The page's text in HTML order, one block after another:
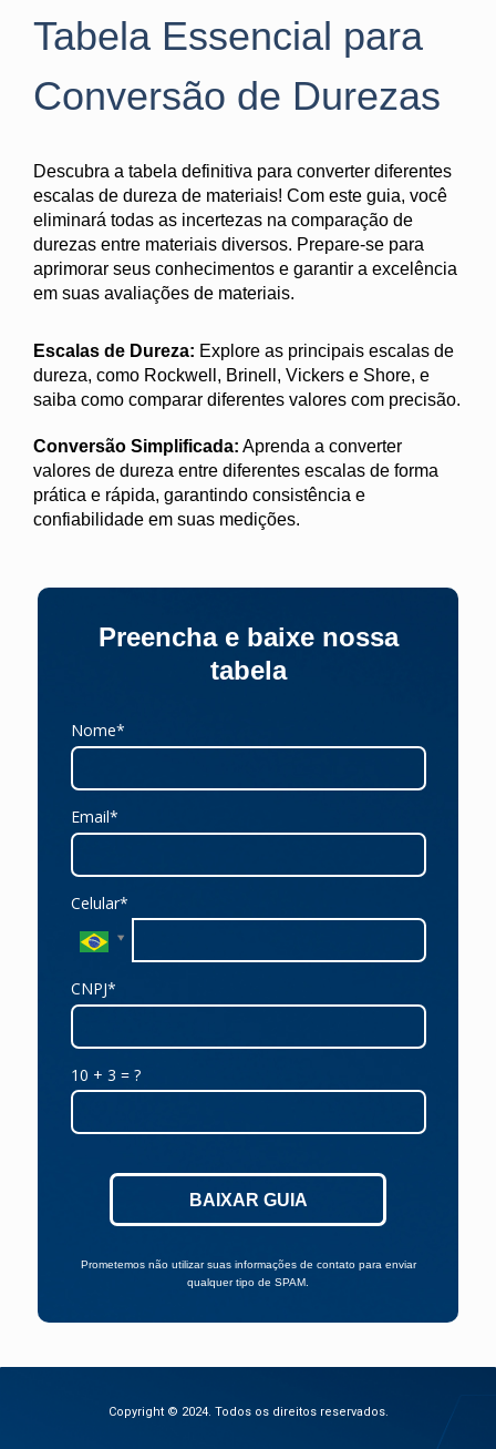
Tabela Essencial para
Conversão de Durezas
Descubra a tabela definitiva para converter diferentes
escalas de dureza de materiais! Com este guia, você
eliminará todas as incertezas na comparação de
durezas entre materiais diversos. Prepare-se para
aprimorar seus conhecimentos e garantir a excelência
em suas avaliações de materiais.
Escalas de Dureza: Explore as principais escalas de
dureza, como Rockwell, Brinell, Vickers e Shore, e
saiba como comparar diferentes valores com precisão.
Conversão Simplificada: Aprenda a converter
valores de dureza entre diferentes escalas de forma
prática e rápida, garantindo consistência e
confiabilidade em suas medições.
Preencha e baixe nossa
tabela
Nome*
Email*
Celular*
CNPJ*
10 + 3 = ?
BAIXAR GUIA
Prometemos não utilizar suas informações de contato para enviar
qualquer tipo de SPAM.
Copyright © 2024. Todos os direitos reservados.